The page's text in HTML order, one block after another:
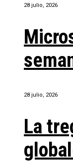
28 julio, 2026
28 julio, 2026
La